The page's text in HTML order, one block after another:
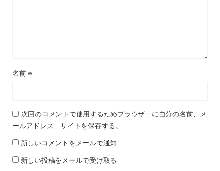
名前 ※
次回のコメントで使用するためブラウザーに自分の名前、メ
ールアドレス、サイトを保存する。
新しいコメントをメールで通知
新しい投稿をメールで受け取る